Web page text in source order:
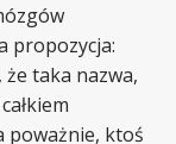
propozycja:
że taka nazwa,
poważnie, ktoś